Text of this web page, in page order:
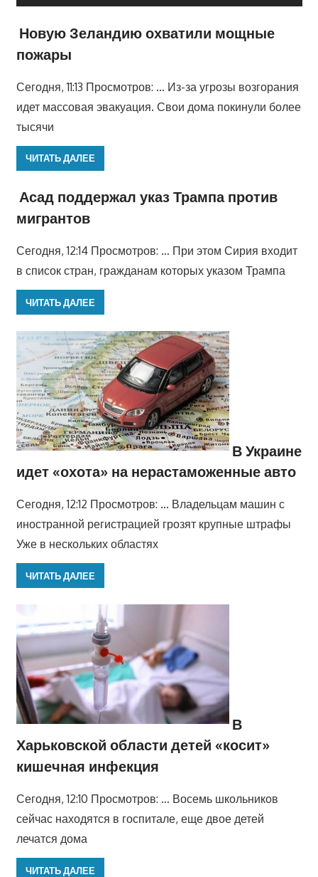
Новую Зеландию охватили мощные
пожары
Сегодня, 11:13 Просмотров: … Из-за угрозы возгорания
идет массовая эвакуация. Свои дома покинули более
тысячи
ЧИТАТЬ ДАЛЕЕ
Асад поддержал указ Трампа против
мигрантов
Сегодня, 12:14 Просмотров: … При этом Сирия входит
в список стран, гражданам которых указом Трампа
ЧИТАТЬ ДАЛЕЕ
В Украине
идет «охота» на нерастаможенные авто
Сегодня, 12:12 Просмотров: … Владельцам машин с
иностранной регистрацией грозят крупные штрафы
Уже в нескольких областях
ЧИТАТЬ ДАЛЕЕ
В
Харьковской области детей «косит»
кишечная инфекция
Сегодня, 12:10 Просмотров: … Восемь школьников
сейчас находятся в госпитале, еще двое детей
лечатся дома
ЧИТАТЬ ДАЛЕЕ